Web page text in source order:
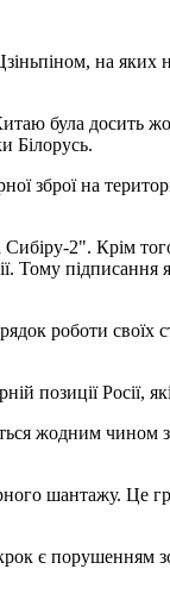
на яких
була досить
Білорусь.
зброї на
2". Крім
Тому підписання
роботи своїх
Росії,
жодним чином
шантажу. Це
є порушенням